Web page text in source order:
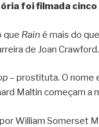
foi filmada cinco
que Rain é mais do
de Joan Crawford.
– prostituta. O nome
Maltin começam a
William Somerset